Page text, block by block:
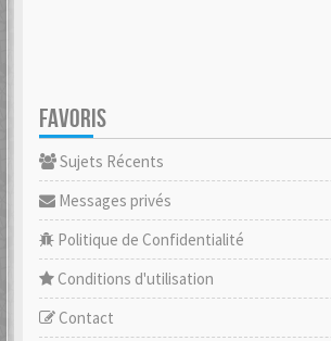
FAVORIS
Sujets Récents
Messages privés
Politique de Confidentialité
Conditions d'utilisation
Contact